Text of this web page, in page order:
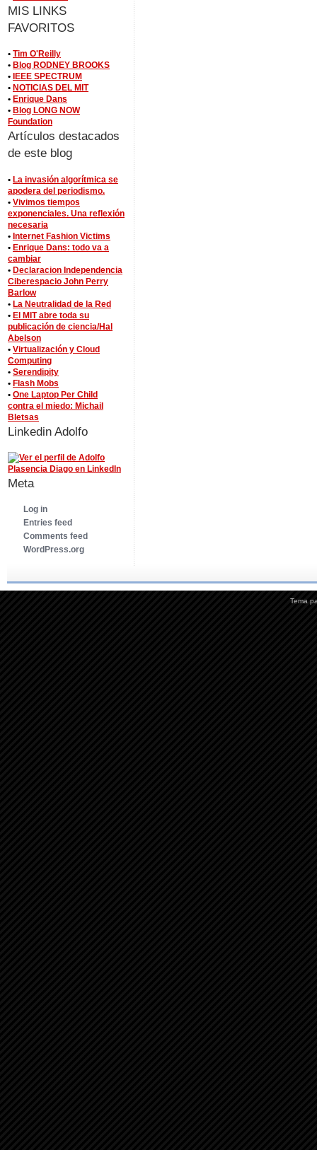
MIS LINKS
FAVORITOS
• Tim O'Reilly
• Blog RODNEY BROOKS
• IEEE SPECTRUM
• NOTICIAS DEL MIT
• Enrique Dans
• Blog LONG NOW
Foundation
Artículos destacados
de este blog
• La invasión algorítmica se
apodera del periodismo.
• Vivimos tiempos
exponenciales. Una reflexión
necesaria
• Internet Fashion Victims
• Enrique Dans: todo va a
cambiar
• Declaracion Independencia
Ciberespacio John Perry
Barlow
• La Neutralidad de la Red
• El MIT abre toda su
publicación de ciencia/Hal
Abelson
• Virtualización y Cloud
Computing
• Serendipity
• Flash Mobs
• One Laptop Per Child
contra el miedo: Michail
Bletsas
Linkedin Adolfo
Meta
Log in
Entries feed
Comments feed
WordPress.org
Tema